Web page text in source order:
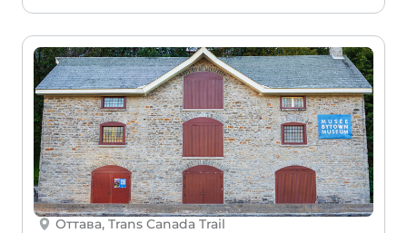
Оттава, Trans Canada Trail